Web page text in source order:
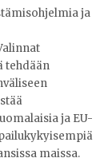
ja
tehdään
ja EU-
maissa.